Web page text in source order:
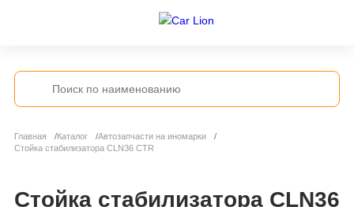
Главная Каталог
Автозапчасти на иномарки
Стойка стабилизатора CLN36 CTR
Стойка стабилизатора CLN36